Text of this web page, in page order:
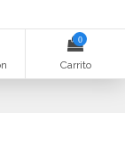
0
Carrito